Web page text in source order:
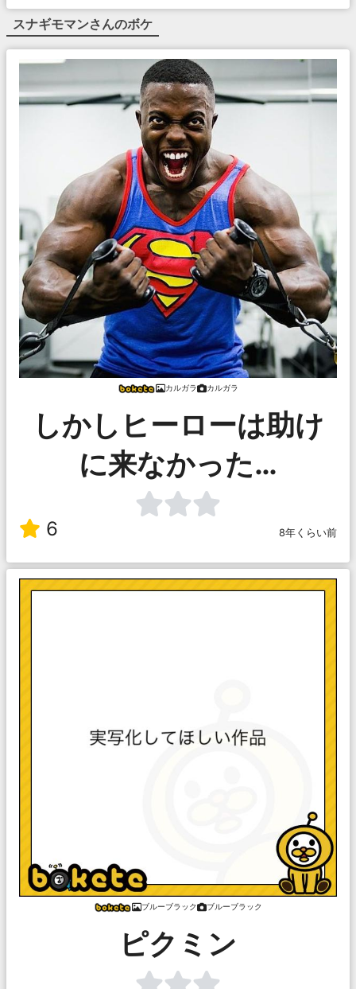
スナギモマンさんのボケ
カルガラ カルガラ
しかしヒーローは助け
に来なかった…
6 8年くらい前
ブルーブラック ブルーブラック
ピクミン